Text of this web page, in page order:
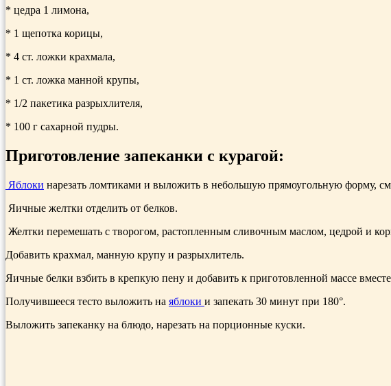
* цедра 1 лимона,
* 1 щепотка корицы,
* 4 ст. ложки крахмала,
* 1 ст. ложка манной крупы,
* 1/2 пакетика разрыхлителя,
* 100 г сахарной пудры.
Приготовление запеканки с курагой:
Яблоки нарезать ломтиками и выложить в небольшую пря­моугольную форму,
Яичные желтки отделить от белков.
Желтки перемешать с творогом, растопленным сливочным маслом, цедрой и
Добавить крахмал, манную крупу и разрыхлитель.
Яичные белки взбить в креп­кую пену и добавить к приго­товленной массе
Получивше­еся тесто выложить на яблоки и запекать 30 минут при 180°.
Выложить запеканку на блюдо, нарезать на порционные куски.